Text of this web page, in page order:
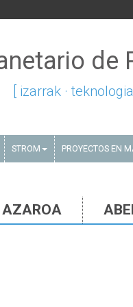
de
[ izarrak ·
STROM PROYECTOS EN
AZAROA